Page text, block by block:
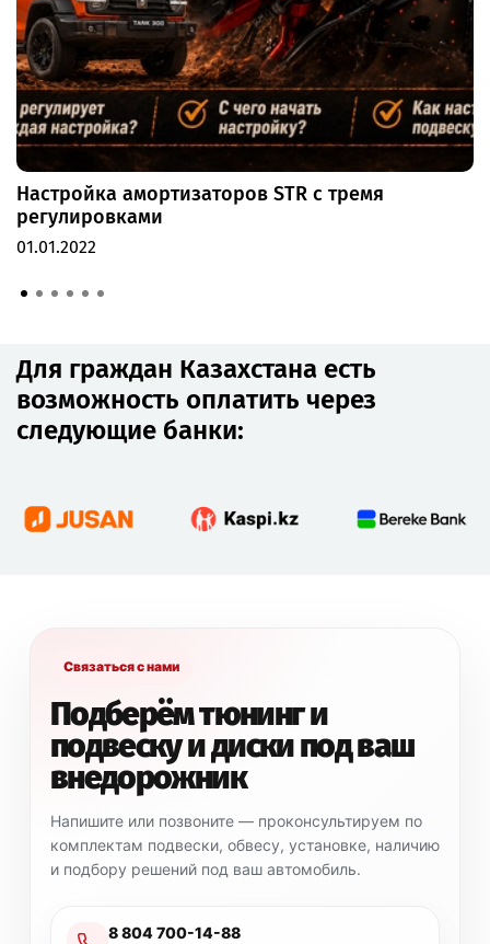
Настройка амортизаторов STR с тремя
регулировками
01.01.2022
Для граждан Казахстана есть
возможность оплатить через
следующие банки:
Связаться с нами
Подберём тюнинг и
подвеску и диски под ваш
внедорожник
Напишите или позвоните — проконсультируем по
комплектам подвески, обвесу, установке, наличию
и подбору решений под ваш автомобиль.
8 804 700-14-88